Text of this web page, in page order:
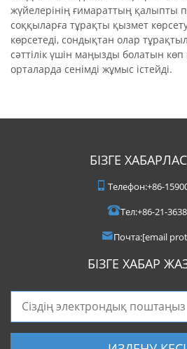
жүйелерінің ғимараттың қалыпты
соққыларға тұрақты қызмет
көрсетеді, сондықтан олар
сәттілік үшін маңызды болатын көп
орталарда сенімді жұмыс істейді.
БІЗГЕ
Телефон:+86-
Тел:+86-21-
Почта:[email
БІЗГЕ ХАБАР